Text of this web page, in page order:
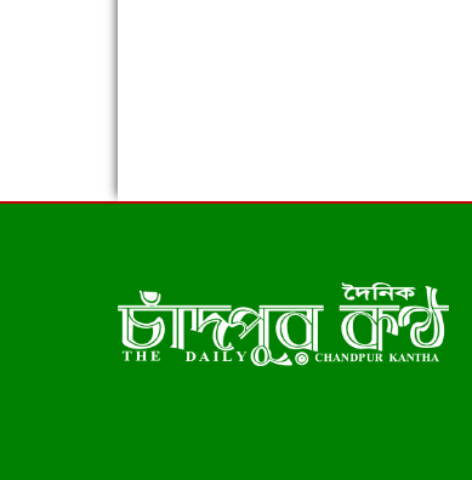
ফরিদগঞ্জে ড্রেন ও সড়ক নির্মাণে ধীরগতি জনদুর্ভোগ
চরমে